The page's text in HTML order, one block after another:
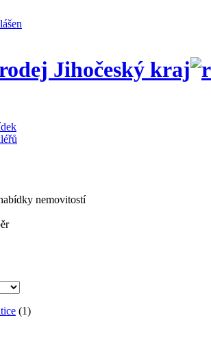
Jihočeský kraj
nemovitostí
(1)